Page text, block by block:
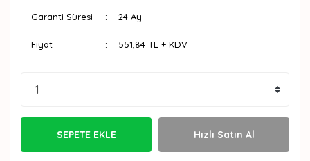
Garanti Süresi 24 Ay
Fiyat 551,84 TL + KDV
SEPETE EKLE Hızlı Satın Al